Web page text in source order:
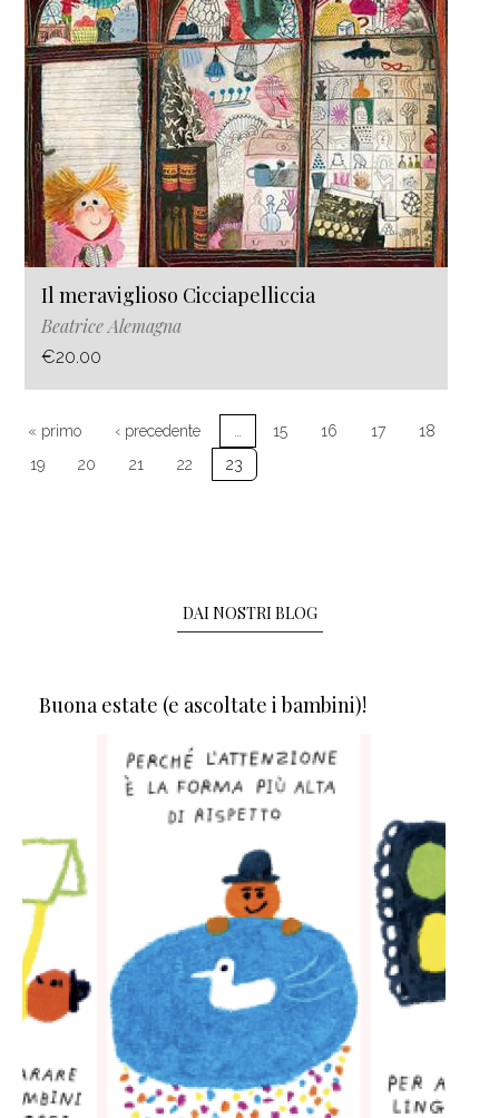
Il meraviglioso Cicciapelliccia
Beatrice Alemagna
€20.00
« primoPrima pagina
‹ precedentePagina precedente
15 16 17
18
19
20 21 22 23
DAI NOSTRI BLOG
Buona estate (e ascoltate i bambini)!